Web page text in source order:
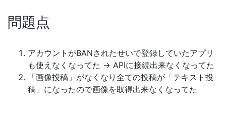
問題点
アカウントがBANされたせいで登録していたアプリ
も使えなくなってた → APIに接続出来なくなってた
「画像投稿」がなくなり全ての投稿が「テキスト投
稿」になったので画像を取得出来なくなってた